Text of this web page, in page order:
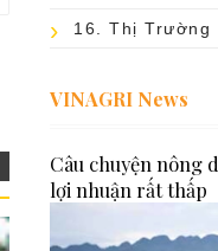
16. Thị Trường
VINAGRI News
Câu chuyện nông
lợi nhuận rất thấp